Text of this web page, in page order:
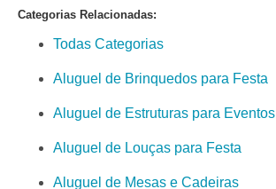
Categorias Relacionadas:
Todas Categorias
Aluguel de Brinquedos para Festa
Aluguel de Estruturas para Eventos
Aluguel de Louças para Festa
Aluguel de Mesas e Cadeiras